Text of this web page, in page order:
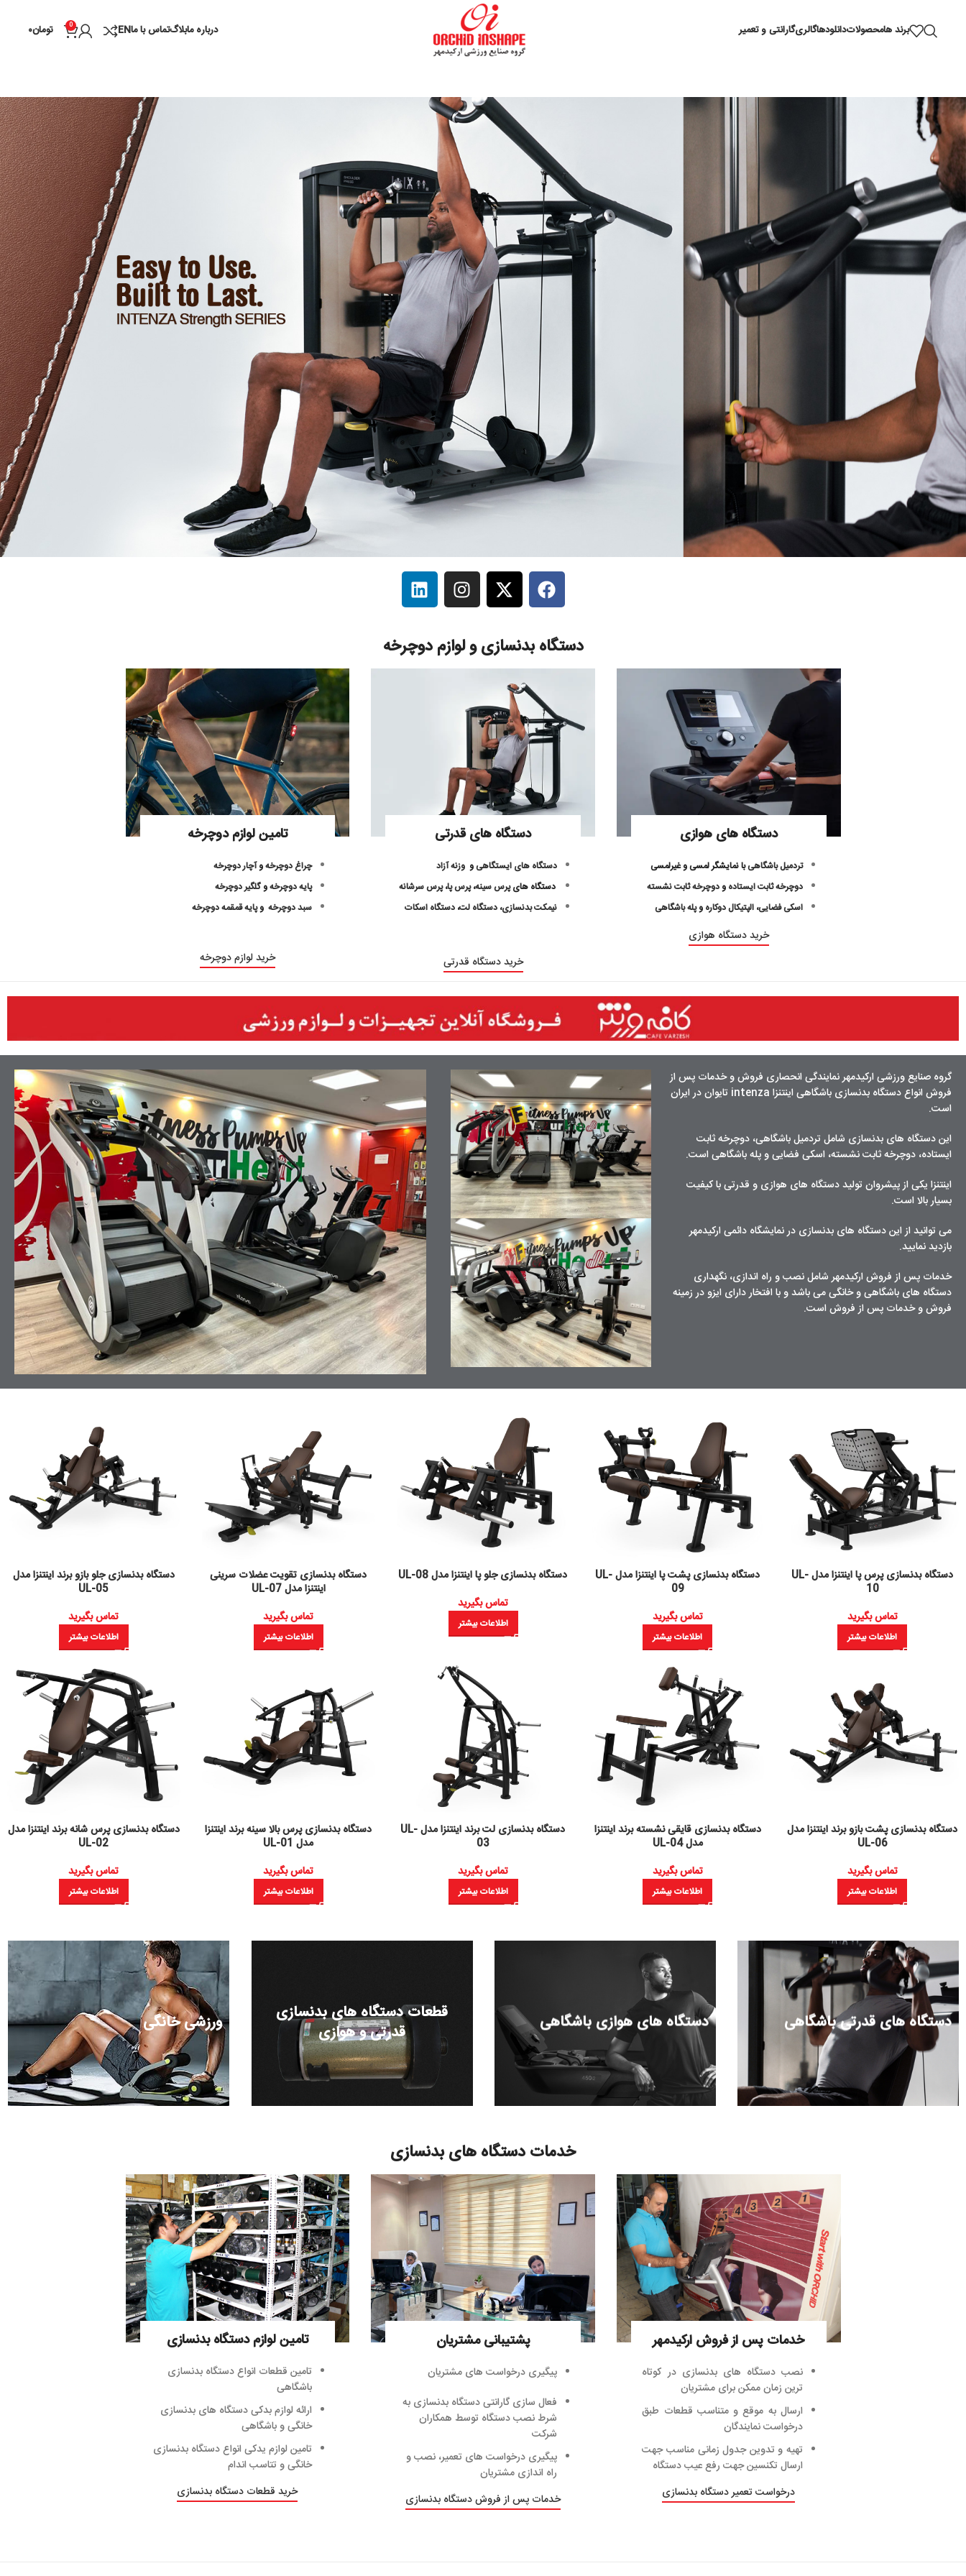
برند هامحصولاتدانلودهاگالریگارانتی و تعمیر درباره مابلاگتماس با ماEN
0 تومان۰
دستگاه بدنسازی و لوازم دوچرخه
دستگاه های هوازی
تردمیل باشگاهیبا نمایشگر لمسی و غیرلمسی
دوچرخه ثابت ایستاده ودوچرخه ثابت نشسته
اسکی فضایی،الپتیکال دوکاره وپله باشگاهی
خرید دستگاه هوازی
دستگاه های قدرتی
دستگاه های ایستگاهیو وزنه آزاد
دستگاه هایپرس سینه،پرس پا،پرس سرشانه
نیمکت بدنسازی، دستگاه لت، دستگاه اسکات
خرید دستگاه قدرتی
تامین لوازم دوچرخه
چراغ دوچرخهوآچار دوچرخه
پایه دوچرخهوگلگیر دوچرخه
سبد دوچرخه وپایه قمقمه دوچرخه
خرید لوازم دوچرخه
گروه صنایع ورزشی ارکیدمهر نمایندگی انحصاری فروش و خدمات پس از
فروش انواع دستگاه بدنسازی باشگاهی اینتنزا intenza تایوان در ایران
است.
این دستگاه های بدنسازی شامل تردمیل باشگاهی،دوچرخه ثابت
ایستاده،دوچرخه ثابت نشسته، اسکی فضاییوپله باشگاهی است.
اینتنزا یکی از پیشروان تولید دستگاه های هوازی و قدرتی با کیفیت
بسیار بالا است.
می توانید از این دستگاه های بدنسازی در نمایشگاه دائمی ارکیدمهر
بازدید نمایید.
خدمات پس از فروش ارکیدمهر شامل نصب و راه اندازی، نگهداری
دستگاه های باشگاهی و خانگی می باشد و با افتخار دارای ایزو در زمینه
فروش و خدمات پس از فروش است.
دستگاه بدنسازی پرس پا اینتنزا مدل UL-
10
تماس بگیرید
اطلاعات بیشتر
دستگاه بدنسازی پشت پا اینتنزا مدل UL-
09
تماس بگیرید
اطلاعات بیشتر
دستگاه بدنسازی جلو پا اینتنزا مدل UL-08
تماس بگیرید
اطلاعات بیشتر
دستگاه بدنسازی تقویت عضلات سرینی
اینتنزا مدل UL-07
تماس بگیرید
اطلاعات بیشتر
دستگاه بدنسازی جلو بازو برند اینتنزا مدل
UL-05
تماس بگیرید
اطلاعات بیشتر
دستگاه بدنسازی پشت بازو برند اینتنزا مدل
UL-06
تماس بگیرید
اطلاعات بیشتر
دستگاه بدنسازی قایقی نشسته برند اینتنزا
مدل UL-04
تماس بگیرید
اطلاعات بیشتر
دستگاه بدنسازی لت برند اینتنزا مدل UL-
03
تماس بگیرید
اطلاعات بیشتر
دستگاه بدنسازی پرس بالا سینه برند اینتنزا
مدل UL-01
تماس بگیرید
اطلاعات بیشتر
دستگاه بدنسازی پرس شانه برند اینتنزا مدل
UL-02
تماس بگیرید
اطلاعات بیشتر
دستگاه های قدرتی باشگاهی دستگاه های هوازی باشگاهی
قطعات دستگاه های بدنسازی
قدرتی و هوازی
ورزشی خانگی
خدمات دستگاه های بدنسازی
خدمات پس از فروش ارکیدمهر
نصب دستگاه های بدنسازی در کوتاه
ترین زمان ممکن برای مشتریان
ارسال به موقع و متناسب قطعات طبق
درخواست نمایندگان
تهیه و تدوین جدول زمانی مناسب جهت
ارسال تکنسین جهت رفع عیب دستگاه
درخواست تعمیر دستگاه بدنسازی
پشتیبانی مشتریان
پیگیری درخواست های مشتریان
فعال سازی گارانتی دستگاه بدنسازی به
شرط نصب دستگاه توسط همکاران
شرکت
پیگیری درخواست های تعمیر، نصب و
راه اندازی مشتریان
خدمات پس از فروش دستگاه بدنسازی
تامین لوازم دستگاه بدنسازی
تامین قطعات انواع دستگاه بدنسازی
باشگاهی
ارائه لوازم بدکی دستگاه های بدنسازی
خانگی و باشگاهی
تامین لوازم یدکی انواع دستگاه بدنسازی
خانگی و تتاسب اندام
خرید قطعات دستگاه بدنسازی